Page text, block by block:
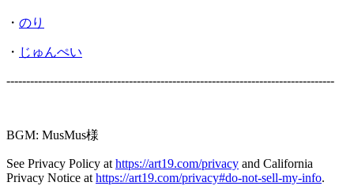
・ のり
・ じゅんぺい
-----------------------------------------------------------------------------------
BGM: MusMus様
See Privacy Policy at https://art19.com/privacy and California
Privacy Notice at https://art19.com/privacy#do-not-sell-my-info.